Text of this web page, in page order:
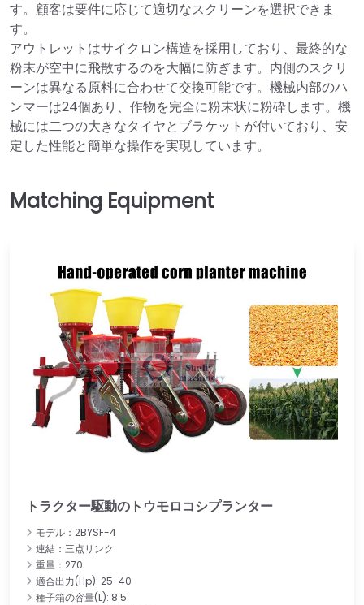
す。顧客は要件に応じて適切なスクリーンを選択できま
す。
アウトレットはサイクロン構造を採用しており、最終的な
粉末が空中に飛散するのを大幅に防ぎます。内側のスクリ
ーンは異なる原料に合わせて交換可能です。機械内部のハ
ンマーは24個あり、作物を完全に粉末状に粉砕します。機
械には二つの大きなタイヤとブラケットが付いており、安
定した性能と簡単な操作を実現しています。
トラクター駆動のトウモロコシプランター
モデル：2BYSF-4
連結：三点リンク
重量：270
適合出力(Hp): 25-40
種子箱の容量(L): 8.5